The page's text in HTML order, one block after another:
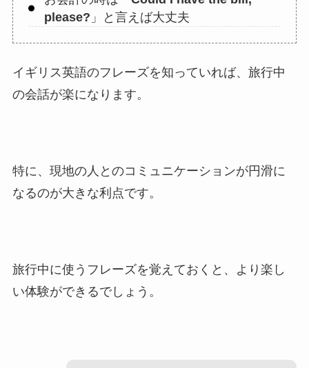
please? 」と言えば大丈夫
イギリス英語のフレーズを知っていれば、旅行中
の会話が楽になります。
特に、現地の人とのコミュニケーションが円滑に
なるのが大きな利点です。
旅行中に使うフレーズを覚えておくと、より楽し
い体験ができるでしょう。